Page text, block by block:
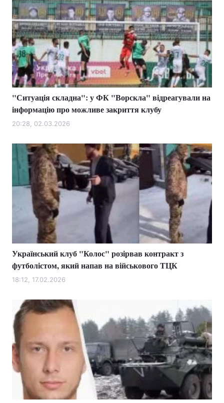
Спорт Наука
Техно і зв'язок Лайт
Зброя Інциденти
Здоров'я Туризм
Цікавинки Погода
Екологія
Лонгріди
Відео з Youtube Статті
Інтерв'ю Думки
Архів Вакансії
Контакти
Послуги
Тема оформлення
"Ситуація складна": у ФК "Ворскла" відреагували на
інформацію про можливе закриття клубу
20:28, 02.03.2026
Український клуб "Колос" розірвав контракт з
футболістом, який напав на військового ТЦК
18:12, 17.02.2026